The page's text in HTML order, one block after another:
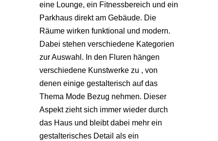
eine Lounge, ein Fitnessbereich und ein
Parkhaus direkt am Gebäude. Die
Räume wirken funktional und modern.
Dabei stehen verschiedene Kategorien
zur Auswahl. In den Fluren hängen
verschiedene Kunstwerke zu , von
denen einige gestalterisch auf das
Thema Mode Bezug nehmen. Dieser
Aspekt zieht sich immer wieder durch
das Haus und bleibt dabei mehr ein
gestalterisches Detail als ein